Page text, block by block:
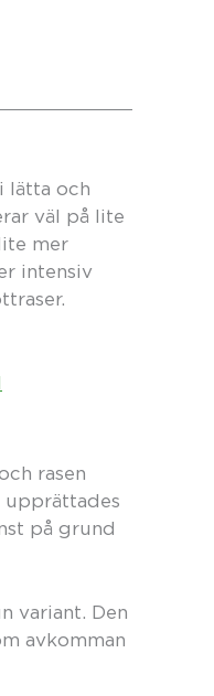
lätta och
väl på lite
mer
intensiv
rasen
upprättades
på grund
variant. Den
avkomman